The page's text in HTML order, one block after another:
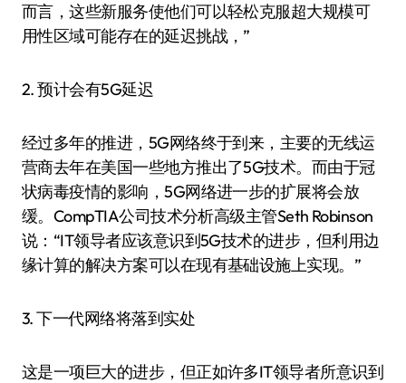
而言，这些新服务使他们可以轻松克服超大规模可
用性区域可能存在的延迟挑战，”
2. 预计会有5G延迟
经过多年的推进，5G网络终于到来，主要的无线运
营商去年在美国一些地方推出了5G技术。而由于冠
状病毒疫情的影响，5G网络进一步的扩展将会放
缓。CompTIA公司技术分析高级主管Seth Robinson
说：“IT领导者应该意识到5G技术的进步，但利用边
缘计算的解决方案可以在现有基础设施上实现。”
3. 下一代网络将落到实处
这是一项巨大的进步，但正如许多IT领导者所意识到